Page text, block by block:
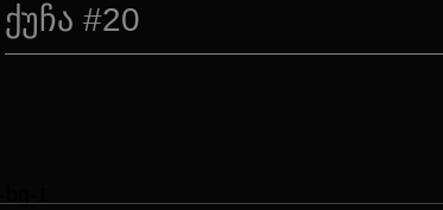
ქუჩა #20